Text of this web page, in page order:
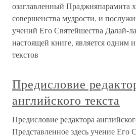
озаглавленный Праджняпарамита
совершенства мудрости, и
учений Его Святейшества Далай-
настоящей книге, является одним
текстов
Предисловие
английского текста
Предисловие редактора
Представленное здесь учение Его